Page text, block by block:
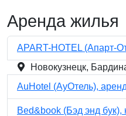
Аренда жилья
APART-HOTEL (Апарт-
Новокузнецк,
AuHotel (АуОтель),
Bed&book (Бэд энд